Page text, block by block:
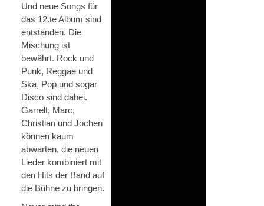
Und neue Songs für
das 12.te Album sind
entstanden. Die
Mischung ist
bewährt. Rock und
Punk, Reggae und
Ska, Pop und sogar
Disco sind dabei.
Garrelt, Marc,
Christian und Jochen
können kaum
abwarten, die neuen
Lieder kombiniert mit
den Hits der Band auf
die Bühne zu bringen.